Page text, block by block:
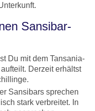
Sansibar-
Du mit dem Tansania-
Derzeit erhältst
Sansibars sprechen
stark verbreitet. In